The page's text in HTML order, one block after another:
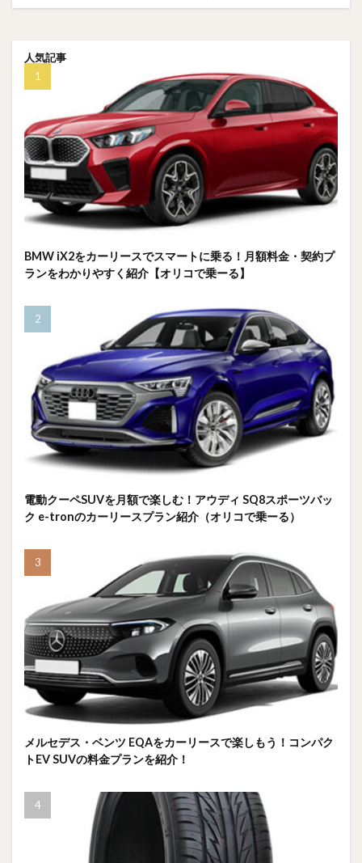
人気記事
BMW iX2をカーリースでスマートに乗る！月額料金・契約プ
ランをわかりやすく紹介【オリコで乗ーる】
電動クーペSUVを月額で楽しむ！アウディ SQ8スポーツバッ
ク e-tronのカーリースプラン紹介（オリコで乗ーる）
メルセデス・ベンツ EQAをカーリースで楽しもう！コンパク
トEV SUVの料金プランを紹介！